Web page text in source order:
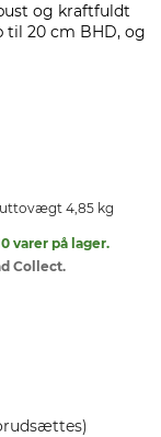
og kraftfuldt
20 cm BHD, og
4,85 kg
varer på lager.
Collect.